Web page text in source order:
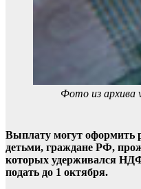
Фото из архива
Выплату могут оформить
детьми, граждане РФ,
которых удерживался
подать до 1 октября.